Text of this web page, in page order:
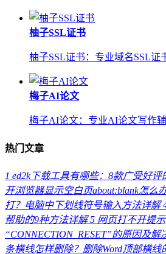
柚子SSL证书
柚子SSL证书：专业域名SSL证
梅子AI论文
梅子AI论文：专业AI论文写作
热门文章
1 ed2k下载工具有哪些：8款广受好评
开浏览器显示空白页about:blank怎么
打？电脑中下划线符号输入方法详解
帮助的9种方法详解 5 网页打不开提示
“CONNECTION_RESET”的原因及解
条横线怎样删除？删除Word顶部横线